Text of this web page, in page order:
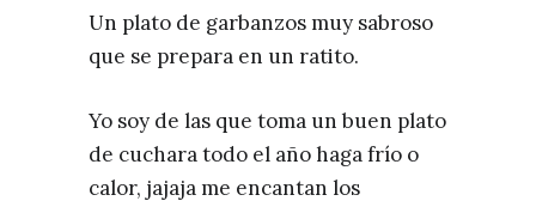
Un plato de garbanzos muy sabroso
que se prepara en un ratito.
Yo soy de las que toma un buen plato
de cuchara todo el año haga frío o
calor, jajaja me encantan los